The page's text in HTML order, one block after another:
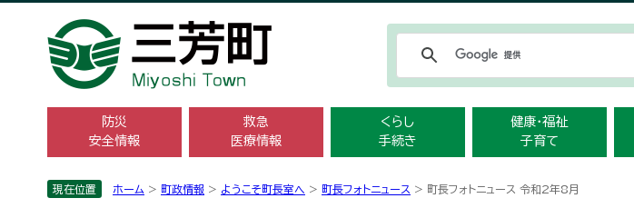
防災
安全情報
救急
医療情報
くらし
手続き
健康・福祉
子育て
現在位置 ホーム > 町政情報 > ようこそ町長室へ > 町長フォトニュース > 町長フォトニュース 令和2年8月